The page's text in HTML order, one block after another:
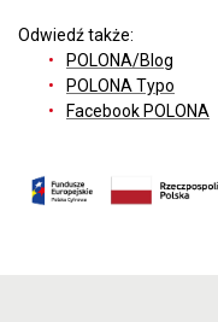
Odwiedź także:
POLONA/Blog
POLONA Typo
Facebook POLONA